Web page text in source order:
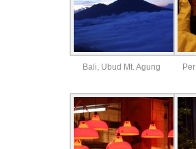
Bali, Ubud Mt. Agung